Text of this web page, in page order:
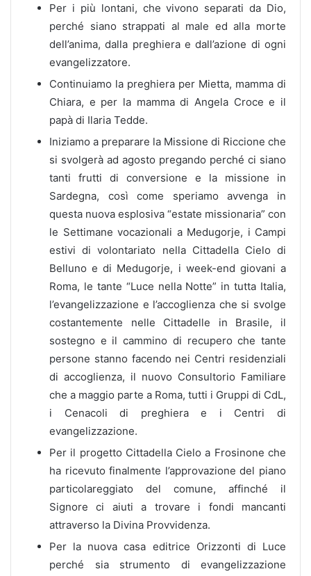
Per i più lontani, che vivono separati da Dio,
perché siano strappati al male ed alla morte
dell’anima, dalla preghiera e dall’azione di ogni
evangelizzatore.
Continuiamo la preghiera per Mietta, mamma di
Chiara, e per la mamma di Angela Croce e il
papà di Ilaria Tedde.
Iniziamo a preparare la Missione di Riccione che
si svolgerà ad agosto pregando perché ci siano
tanti frutti di conversione e la missione in
Sardegna, così come speriamo avvenga in
questa nuova esplosiva “estate missionaria” con
le Settimane vocazionali a Medugorje, i Campi
estivi di volontariato nella Cittadella Cielo di
Belluno e di Medugorje, i week-end giovani a
Roma, le tante “Luce nella Notte” in tutta Italia,
l’evangelizzazione e l’accoglienza che si svolge
costantemente nelle Cittadelle in Brasile, il
sostegno e il cammino di recupero che tante
persone stanno facendo nei Centri residenziali
di accoglienza, il nuovo Consultorio Familiare
che a maggio parte a Roma, tutti i Gruppi di CdL,
i Cenacoli di preghiera e i Centri di
evangelizzazione.
Per il progetto Cittadella Cielo a Frosinone che
ha ricevuto finalmente l’approvazione del piano
particolareggiato del comune, affinché il
Signore ci aiuti a trovare i fondi mancanti
attraverso la Divina Provvidenza.
Per la nuova casa editrice Orizzonti di Luce
perché sia strumento di evangelizzazione